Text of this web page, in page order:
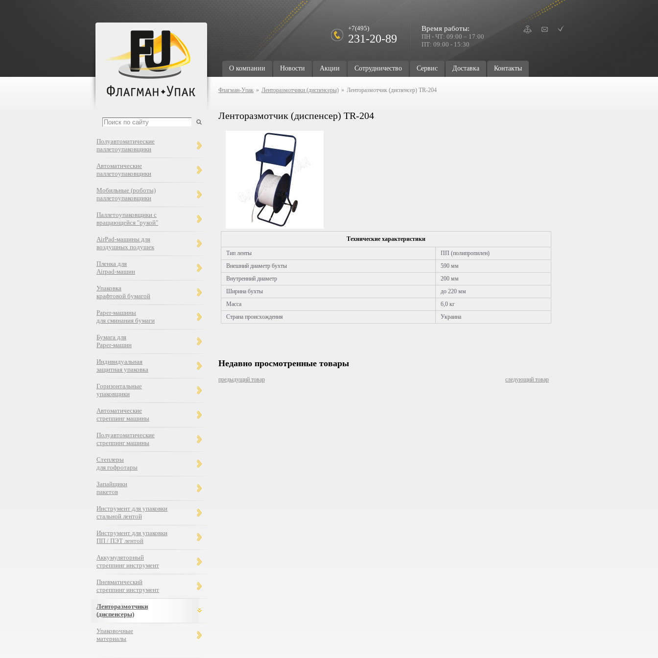
Время работы:
ПН - ЧТ: 09:00 – 17:00
ПТ: 09:00 - 15:30
+7(495)
231-20-89
О компании Новости Акции Сотрудничество Сервис Доставка Контакты
Полуавтоматические
паллетоупаковщики
Автоматические
паллетоупаковщики
Мобильные (роботы)
паллетоупаковщики
Паллетоупаковщики с
вращающейся "рукой"
AirPad-машины для
воздушных подушек
Пленка для
Airpad-машин
Упаковка
крафтовой бумагой
Paper-машины
для сминания бумаги
Бумага для
Paper-машин
Индивидуальная
защитная упаковка
Горизонтальные
упаковщики
Автоматические
стреппинг машины
Полуавтоматические
стреппинг машины
Степлеры
для гофротары
Запайщики
пакетов
Инструмент для упаковки
стальной лентой
Инструмент для упаковки
ПП / ПЭТ лентой
Аккумуляторный
стреппинг инструмент
Пневматический
стреппинг инструмент
Ленторазмотчики
(диспенсеры)
Упаковочные
материалы
Флагман-Упак » Ленторазмотчики (диспенсеры) » Ленторазмотчик (диспенсер) TR-204
Ленторазмотчик (диспенсер) TR-204
Технические характеристики
Тип ленты
ПП (полипропилен)
Внешний диаметр бухты
590 мм
Внутренний диаметр
200 мм
Ширина бухты
до 220 мм
Масса
6,0 кг
Страна происхождения
Украина
Недавно просмотренные товары
предыдущий товар следующий товар